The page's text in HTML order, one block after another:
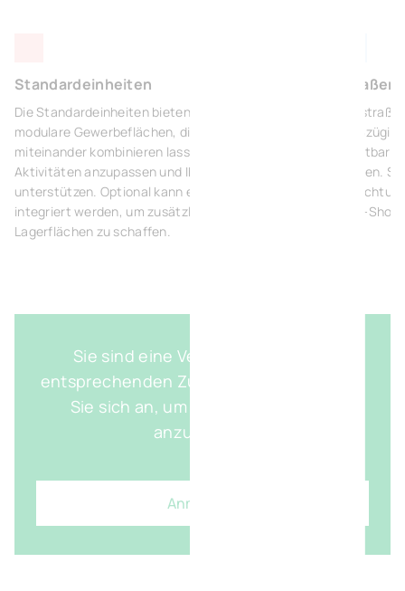
Standardeinheiten
Die Standardeinheiten bieten funktionale und
modulare Gewerbeflächen, die sich einfach
miteinander kombinieren lassen, um sich Ihren
Aktivitäten anzupassen und Ihr Wachstum zu
unterstützen. Optional kann ein Zwischengeschoss
integriert werden, um zusätzliche Büros oder
Lagerflächen zu schaffen.
Die
sorgen.
B2B-
Sie sind eine Vertriebsperson mit
entsprechenden Zugangsdaten? Melden
Sie sich an, um den genauen Plan
anzuzeigen.
Anmelden